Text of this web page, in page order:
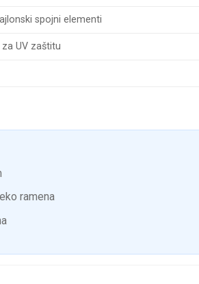
spojni elementi
UV zaštitu
ramena